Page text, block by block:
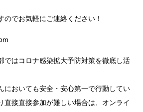
のでお気軽にご連絡ください！
ではコロナ感染拡大予防対策を徹底し活
においても安全・安心第一で行動してい
直接直接参加が難しい場合は、オンライ